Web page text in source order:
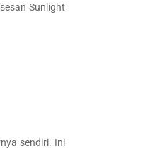
Sunlight
sendiri. Ini